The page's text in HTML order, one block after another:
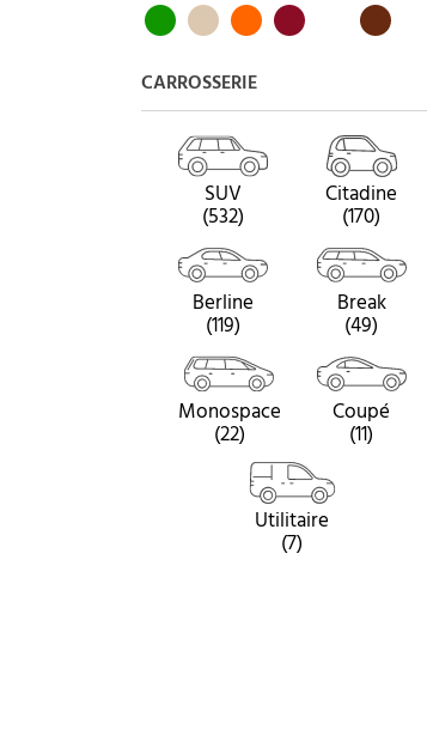
CARROSSERIE
SUV
(532)
Citadine
(170)
Berline
(119)
Break
(49)
Monospace
(22)
Coupé
(11)
Utilitaire
(7)